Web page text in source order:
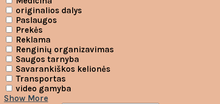
originalios dalys
Paslaugos
Prekės
Reklama
Renginių organizavimas
Saugos tarnyba
Savarankiškos kelionės
Transportas
video gamyba
Show More